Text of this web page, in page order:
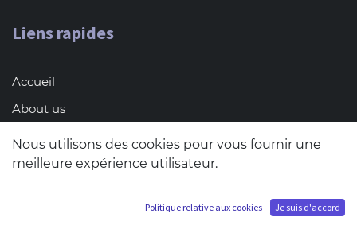
Liens rapides
Accueil
About us
Contact (Pro only)
Nous utilisons des cookies pour vous fournir une
meilleure expérience utilisateur.
Politique relative aux cookies Je suis d'accord